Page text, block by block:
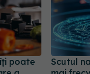
poate
Scutul